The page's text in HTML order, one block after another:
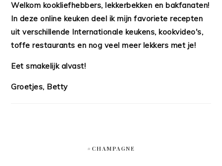
Welkom kookliefhebbers, lekkerbekken en bakfanaten!
In deze online keuken deel ik mijn favoriete recepten
uit verschillende Internationale keukens, kookvideo's,
toffe restaurants en nog veel meer lekkers met je!
Eet smakelijk alvast!
Groetjes, Betty
#CHAMPAGNE